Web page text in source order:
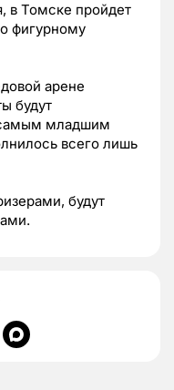
в Томске пройдет
фигурному
арене
будут
младшим
всего лишь
будут